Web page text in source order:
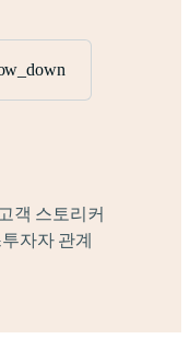
객 스토리커
투자자 관계